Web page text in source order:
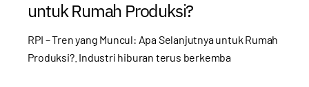
untuk Rumah Produksi?
RPI – Tren yang Muncul: Apa Selanjutnya untuk Rumah
Produksi?. Industri hiburan terus berkemba